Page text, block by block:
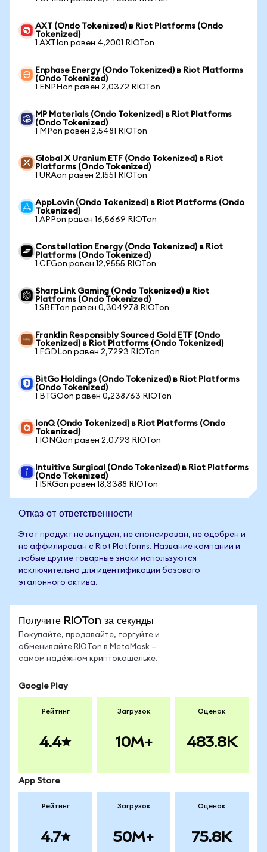
AXT (Ondo Tokenized) в Riot Platforms (Ondo
Tokenized)
1 AXTIon равен 4,2001 RIOTon
Enphase Energy (Ondo Tokenized) в Riot Platforms
(Ondo Tokenized)
1 ENPHon равен 2,0372 RIOTon
MP Materials (Ondo Tokenized) в Riot Platforms
(Ondo Tokenized)
1 MPon равен 2,5481 RIOTon
Global X Uranium ETF (Ondo Tokenized) в Riot
Platforms (Ondo Tokenized)
1 URAon равен 2,1551 RIOTon
AppLovin (Ondo Tokenized) в Riot Platforms (Ondo
Tokenized)
1 APPon равен 16,5669 RIOTon
Constellation Energy (Ondo Tokenized) в Riot
Platforms (Ondo Tokenized)
1 CEGon равен 12,9555 RIOTon
SharpLink Gaming (Ondo Tokenized) в Riot
Platforms (Ondo Tokenized)
1 SBETon равен 0,304978 RIOTon
Franklin Responsibly Sourced Gold ETF (Ondo
Tokenized) в Riot Platforms (Ondo Tokenized)
1 FGDLon равен 2,7293 RIOTon
BitGo Holdings (Ondo Tokenized) в Riot Platforms
(Ondo Tokenized)
1 BTGOon равен 0,238763 RIOTon
IonQ (Ondo Tokenized) в Riot Platforms (Ondo
Tokenized)
1 IONQon равен 2,0793 RIOTon
Intuitive Surgical (Ondo Tokenized) в Riot Platforms
(Ondo Tokenized)
1 ISRGon равен 18,3388 RIOTon
Отказ от ответственности
Этот продукт не выпущен, не спонсирован, не одобрен и
не аффилирован с Riot Platforms. Название компании и
любые другие товарные знаки используются
исключительно для идентификации базового
эталонного актива.
Получите RIOTon за секунды
Покупайте, продавайте, торгуйте и
обменивайте RIOTon в MetaMask —
самом надёжном криптокошельке.
Google Play
Рейтинг
4.4
Загрузок
10M+
Оценок
483.8K
App Store
Рейтинг
4.7
Загрузок
50M+
Оценок
75.8K